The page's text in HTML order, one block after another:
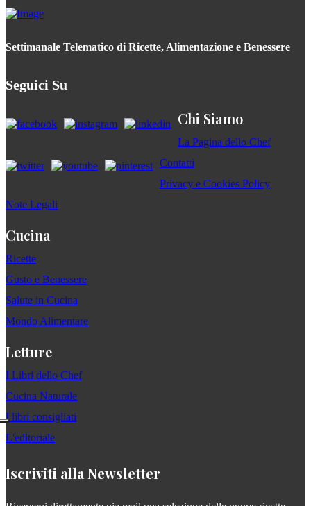
Settimanale Telematico di Ricette, Alimentazione e Benessere
Seguici Su
Chi Siamo
La Pagina dello Chef
Contatti
Privacy e Cookies Policy
Note Legali
Cucina
Ricette
Gusto e Benessere
Salute in Cucina
Mondo Alimentare
Letture
I Libri dello Chef
Cucina Naturale
I libri consigliati
L'editoriale
Iscriviti alla Newsletter